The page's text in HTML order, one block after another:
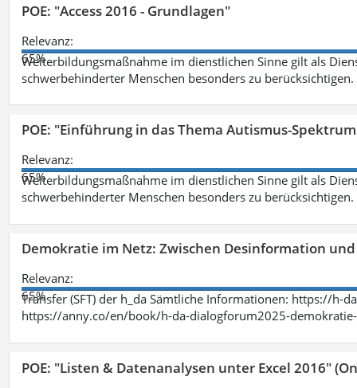
POE: "Access 2016 - Grundlagen"
Relevanz:
65%
Weiterbildungsmaßnahme im dienstlichen Sinne gilt als
schwerbehinderter Menschen besonders zu berücksichtigen.
POE: "Einführung in das Thema Autismus-
Relevanz:
65%
Weiterbildungsmaßnahme im dienstlichen Sinne gilt als
schwerbehinderter Menschen besonders zu berücksichtigen.
Demokratie im Netz: Zwischen Desinformation
Relevanz:
65%
Transfer (SFT) der h_da Sämtliche Informationen: https://
https://anny.co/en/book/h-da-dialogforum2025-
POE: "Listen & Datenanalysen unter Excel 2016"